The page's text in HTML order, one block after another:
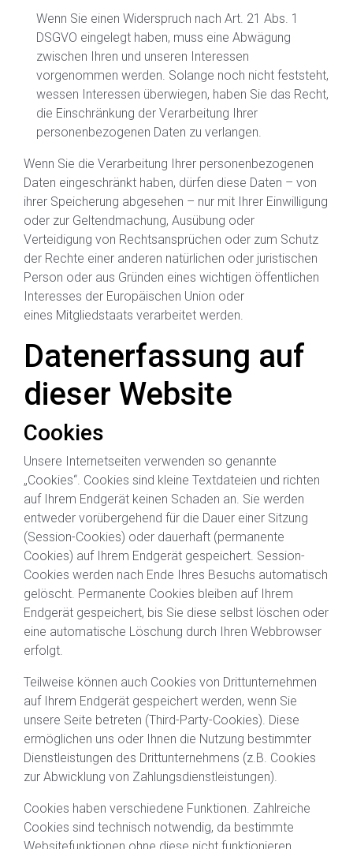
Wenn Sie einen Widerspruch nach Art. 21 Abs. 1
DSGVO eingelegt haben, muss eine Abwägung
zwischen Ihren und unseren Interessen
vorgenommen werden. Solange noch nicht feststeht,
wessen Interessen überwiegen, haben Sie das Recht,
die Einschränkung der Verarbeitung Ihrer
personenbezogenen Daten zu verlangen.
Wenn Sie die Verarbeitung Ihrer personenbezogenen
Daten eingeschränkt haben, dürfen diese Daten – von
ihrer Speicherung abgesehen – nur mit Ihrer Einwilligung
oder zur Geltendmachung, Ausübung oder
Verteidigung von Rechtsansprüchen oder zum Schutz
der Rechte einer anderen natürlichen oder juristischen
Person oder aus Gründen eines wichtigen öffentlichen
Interesses der Europäischen Union oder
eines Mitgliedstaats verarbeitet werden.
Datenerfassung auf
dieser Website
Cookies
Unsere Internetseiten verwenden so genannte
„Cookies“. Cookies sind kleine Textdateien und richten
auf Ihrem Endgerät keinen Schaden an. Sie werden
entweder vorübergehend für die Dauer einer Sitzung
(Session-Cookies) oder dauerhaft (permanente
Cookies) auf Ihrem Endgerät gespeichert. Session-
Cookies werden nach Ende Ihres Besuchs automatisch
gelöscht. Permanente Cookies bleiben auf Ihrem
Endgerät gespeichert, bis Sie diese selbst löschen oder
eine automatische Löschung durch Ihren Webbrowser
erfolgt.
Teilweise können auch Cookies von Drittunternehmen
auf Ihrem Endgerät gespeichert werden, wenn Sie
unsere Seite betreten (Third-Party-Cookies). Diese
ermöglichen uns oder Ihnen die Nutzung bestimmter
Dienstleistungen des Drittunternehmens (z.B. Cookies
zur Abwicklung von Zahlungsdienstleistungen).
Cookies haben verschiedene Funktionen. Zahlreiche
Cookies sind technisch notwendig, da bestimmte